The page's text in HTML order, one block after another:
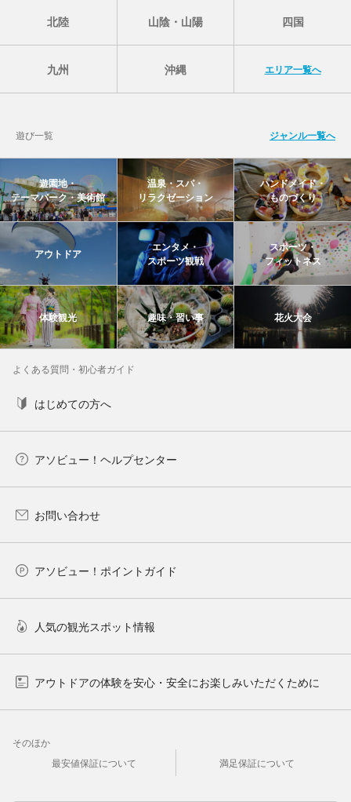
北陸 山陰・山陽 四国
九州 沖縄 エリア一覧へ
遊び一覧 ジャンル一覧へ
遊園地・
テーマパーク・美術館
温泉・スパ・
リラクゼーション
ハンドメイド・
ものづくり
アウトドア
エンタメ・
スポーツ観戦
スポーツ・
フィットネス
体験観光 趣味・習い事 花火大会
よくある質問・初心者ガイド
はじめての方へ
アソビュー！ヘルプセンター
お問い合わせ
アソビュー！ポイントガイド
人気の観光スポット情報
アウトドアの体験を安心・安全にお楽しみいただくために
そのほか
最安値保証について
満足保証について